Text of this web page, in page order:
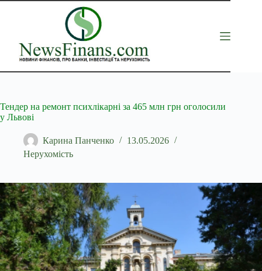
Перейти
Тендер на ремонт психлікарні за 465 млн грн оголосили
у Львові
Карина Панченко
13.05.2026
Нерухомість